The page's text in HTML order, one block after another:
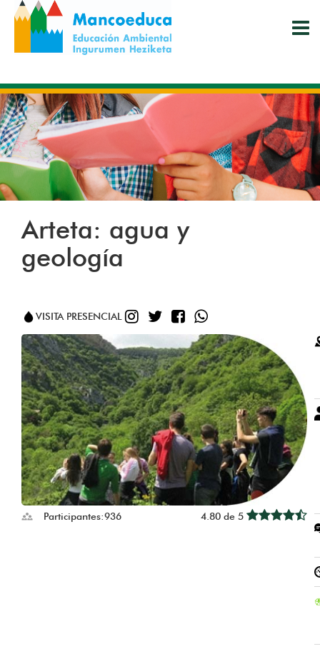
Pasar
contenido
principal
Arteta: agua y
geología
VISITA PRESENCIAL
Participantes:936 4.80 de 5